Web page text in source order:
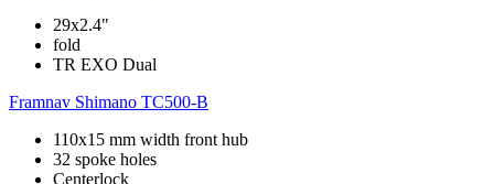
29x2.4"
fold
TR EXO Dual
Framnav Shimano TC500-B
110x15 mm width front hub
32 spoke holes
Centerlock